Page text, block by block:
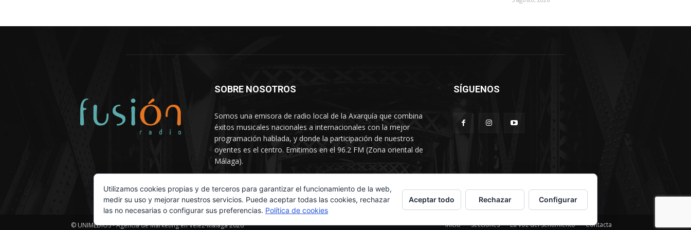
SOBRE NOSOTROS
Somos una emisora de radio local de la Axarquía que combina
éxitos musicales nacionales a internacionales con la mejor
programación hablada, y donde la participación de nuestros
oyentes es el centro. Emitimos en el 96.2 FM (Zona oriental de
Málaga).
SÍGUENOS
© UNIMEDIOS - Agencia de Marketing en Vélez-Málaga 2026 Inicio Secciones La voz del sentimiento Contacta
Utilizamos cookies propias y de terceros para garantizar el funcionamiento de la web,
medir su uso y mejorar nuestros servicios. Puede aceptar todas las cookies, rechazar
las no necesarias o configurar sus preferencias. Política de cookies
Aceptar todo Rechazar Configurar